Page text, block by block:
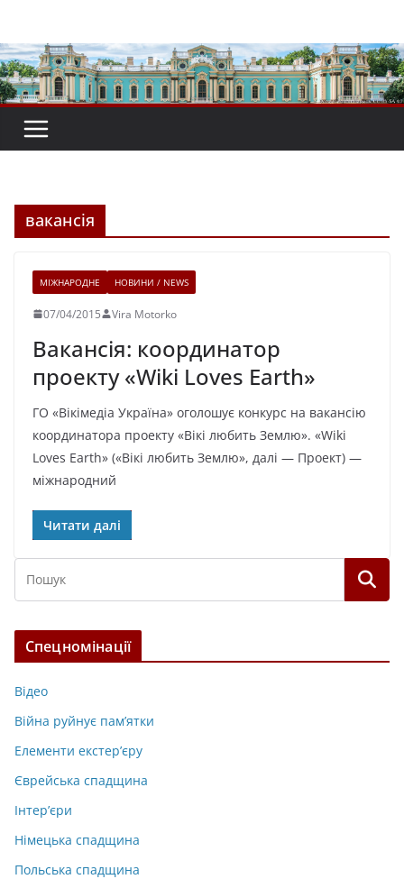
вмісту
вакансія
МІЖНАРОДНЕ НОВИНИ / NEWS
07/04/2015 Vira Motorko
Вакансія: координатор
проекту «Wiki Loves Earth»
ГО «Вікімедіа Україна» оголошує конкурс на вакансію
координатора проекту «Вікі любить Землю». «Wiki
Loves Earth» («Вікі любить Землю», далі — Проект) —
міжнародний
Читати далі
Спецномінації
Відео
Війна руйнує пам’ятки
Елементи екстер’єру
Єврейська спадщина
Інтер’єри
Німецька спадщина
Польська спадщина